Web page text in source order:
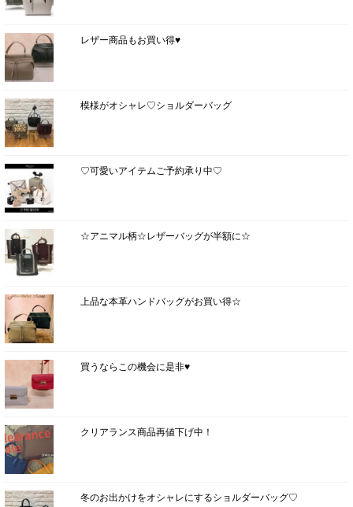
レザー商品もお買い得♥
模様がオシャレ♡ショルダーバッグ
♡可愛いアイテムご予約承り中♡
☆アニマル柄☆レザーバッグが半額に☆
上品な本革ハンドバッグがお買い得☆
買うならこの機会に是非♥
クリアランス商品再値下げ中！
冬のお出かけをオシャレにするショルダーバッグ♡